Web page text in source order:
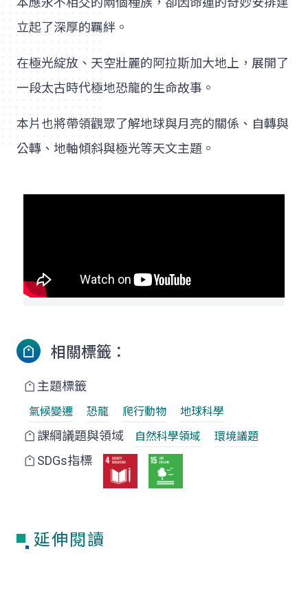
立起了深厚的羈絆。
在極光綻放、天空壯麗的阿拉斯加大地上，展開了
一段太古時代極地恐龍的生命故事。
本片也將帶領觀眾了解地球與月亮的關係、自轉與
公轉、地軸傾斜與極光等天文主題。
相關標籤：
主題標籤
氣候變遷 恐龍 爬行動物 地球科學
課綱議題與領域 自然科學領域 環境議題
SDGs指標
延伸閱讀